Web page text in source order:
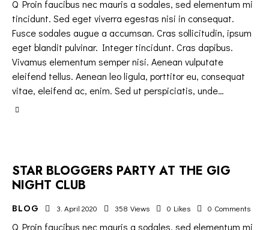
Q Proin faucibus nec mauris a sodales, sed elementum mi
tincidunt. Sed eget viverra egestas nisi in consequat.
Fusce sodales augue a accumsan. Cras sollicitudin, ipsum
eget blandit pulvinar. Integer tincidunt. Cras dapibus.
Vivamus elementum semper nisi. Aenean vulputate
eleifend tellus. Aenean leo ligula, porttitor eu, consequat
vitae, eleifend ac, enim. Sed ut perspiciatis, unde…
STAR BLOGGERS PARTY AT THE GIG
NIGHT CLUB
BLOG 3. April 2020 358 Views 0 Likes 0 Comments
Q Proin faucibus nec mauris a sodales, sed elementum mi